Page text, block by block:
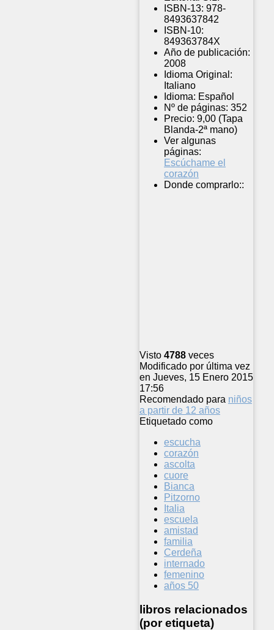
ISBN-13: 978-
8493637842
ISBN-10:
849363784X
Año de publicación:
2008
Idioma Original:
Italiano
Idioma: Español
Nº de páginas: 352
Precio: 9,00 (Tapa
Blanda-2ª mano)
Ver algunas
páginas:
Escúchame el
corazón
Donde comprarlo::
Visto 4788 veces
Modificado por última vez
en Jueves, 15 Enero 2015
17:56
Recomendado para niños
a partir de 12 años
Etiquetado como
escucha
corazón
ascolta
cuore
Bianca
Pitzorno
Italia
escuela
amistad
familia
Cerdeña
internado
femenino
años 50
libros relacionados
(por etiqueta)